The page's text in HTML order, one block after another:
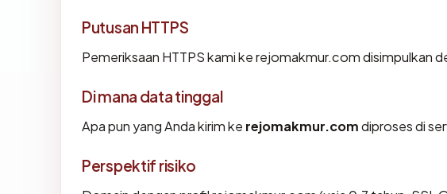
Putusan HTTPS
Pemeriksaan HTTPS kami ke rejomakmur.com disimpulkan
Di mana data tinggal
Apa pun yang Anda kirim ke rejomakmur.comdiproses di
Perspektif risiko